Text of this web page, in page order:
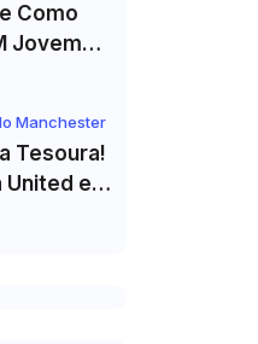
Como
Jovem
Tesoura!
United e